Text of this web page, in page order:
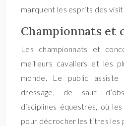
marquent les esprits des
Championnats et
Les championnats et
meilleurs cavaliers et les
monde. Le public
dressage, de saut
disciplines équestres, où
pour décrocher les titres les